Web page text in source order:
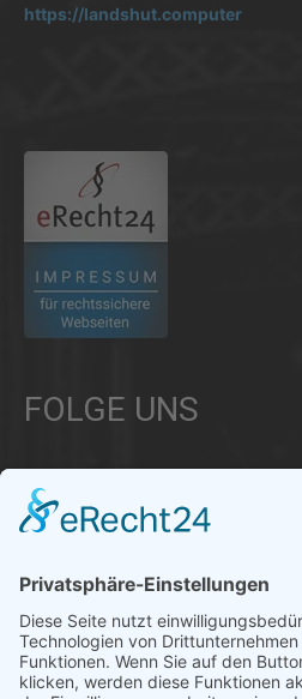
https://landshut.computer
FOLGE UNS
Informationen aus Politik –
Gesellschaft - Polizei und